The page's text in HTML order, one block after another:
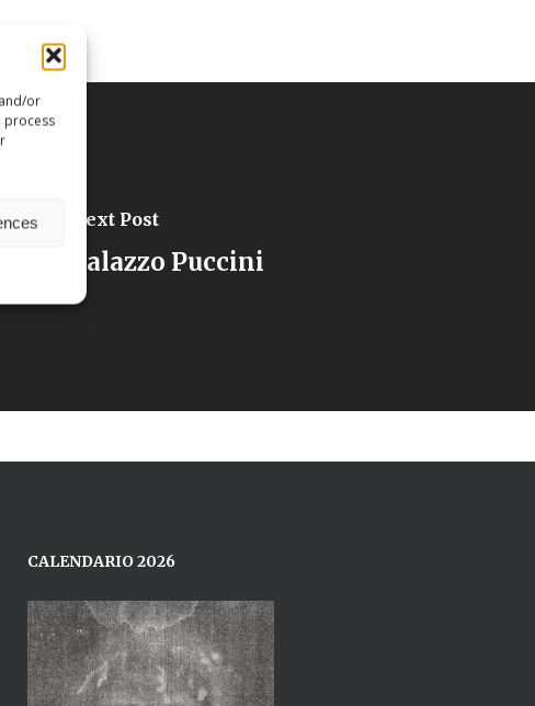
or
process
Next Post
Palazzo Puccini
CALENDARIO 2026